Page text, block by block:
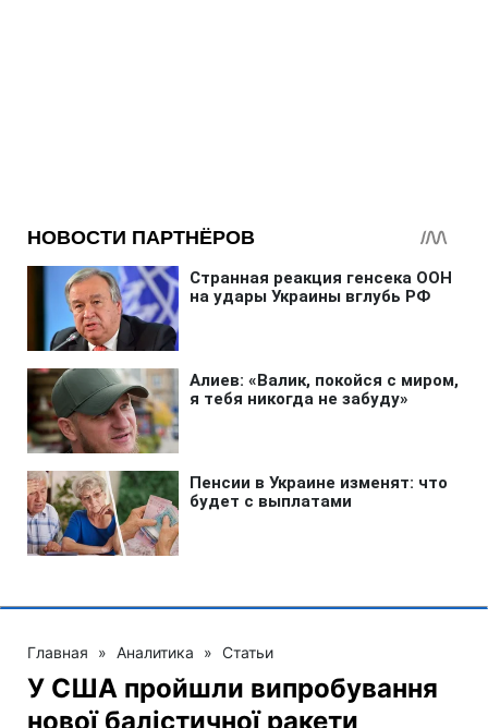
Главная » Аналитика » Статьи
У США пройшли випробування
нової балістичної ракети